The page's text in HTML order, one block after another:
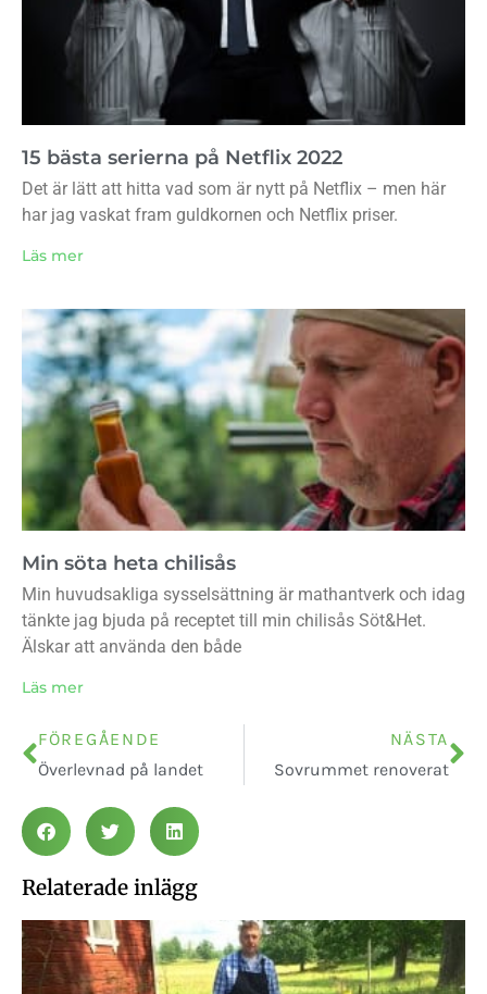
15 bästa serierna på Netflix 2022
Det är lätt att hitta vad som är nytt på Netflix – men här
har jag vaskat fram guldkornen och Netflix priser.
Läs mer
Min söta heta chilisås
Min huvudsakliga sysselsättning är mathantverk och idag
tänkte jag bjuda på receptet till min chilisås Söt&Het.
Älskar att använda den både
Läs mer
FÖREGÅENDE
Överlevnad på landet
NÄSTA
Sovrummet renoverat
Relaterade inlägg